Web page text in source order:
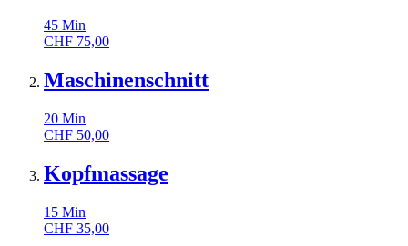
45 Min
CHF 75,00
Maschinenschnitt
20 Min
CHF 50,00
Kopfmassage
15 Min
CHF 35,00